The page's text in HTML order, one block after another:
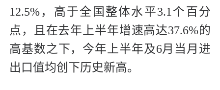
12.5%，高于全国整体水平3.1个百分
点，且在去年上半年增速高达37.6%的
高基数之下，今年上半年及6月当月进
出口值均创下历史新高。